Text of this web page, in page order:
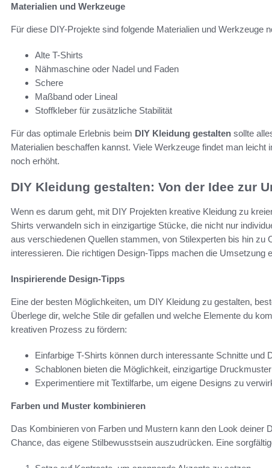
Materialien und Werkzeuge
Für diese DIY-Projekte sind folgende Materialien und Werkzeuge
Alte T-Shirts
Nähmaschine oder Nadel und Faden
Schere
Maßband oder Lineal
Stoffkleber für zusätzliche Stabilität
Für das optimale Erlebnis beim DIY Kleidung gestalten sollte
Materialien beschaffen kannst. Viele Werkzeuge findet man
noch erhöht.
DIY Kleidung gestalten: Von der Idee zur
Wenn es darum geht, mit DIY Projekten kreative Kleidung zu
Shirts verwandeln sich in einzigartige Stücke, die nicht nur
aus verschiedenen Quellen stammen, von Stilexperten bis hin zu
interessieren. Die richtigen Design-Tipps machen die Umsetzung
Inspirierende Design-Tipps
Eine der besten Möglichkeiten, um DIY Kleidung zu gestalten,
Überlege dir, welche Stile dir gefallen und welche Elemente du
kreativen Prozess zu fördern:
Einfarbige T-Shirts können durch interessante Schnitte und
Schablonen bieten die Möglichkeit, einzigartige
Experimentiere mit Textilfarbe, um eigene Designs zu
Farben und Muster kombinieren
Das Kombinieren von Farben und Mustern kann den Look deiner
Chance, das eigene Stilbewusstsein auszudrücken. Eine